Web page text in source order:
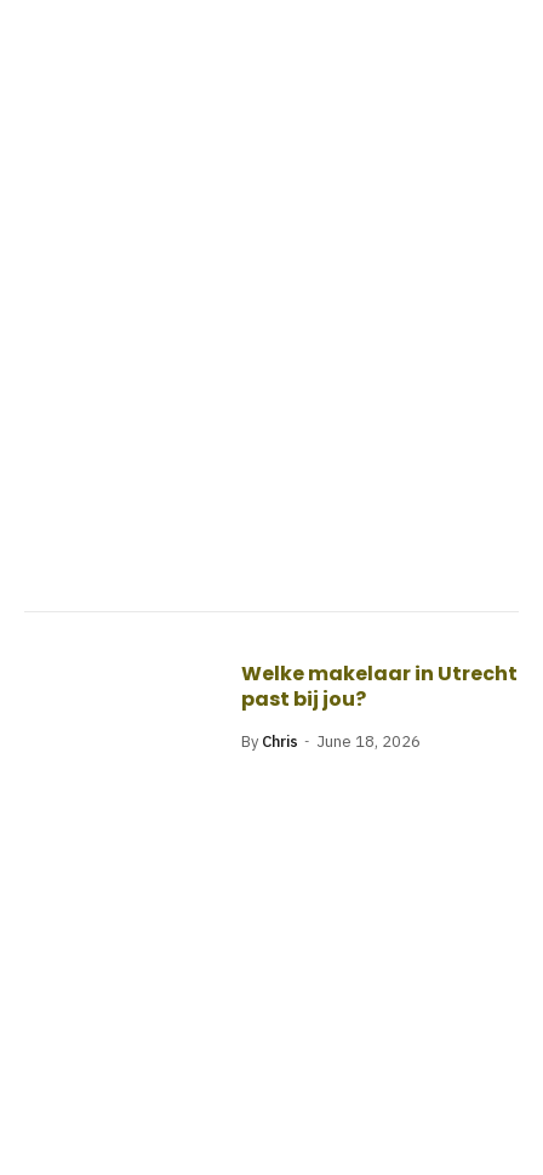
Welke makelaar in Utrecht
past bij jou?
By Chris June 18, 2026